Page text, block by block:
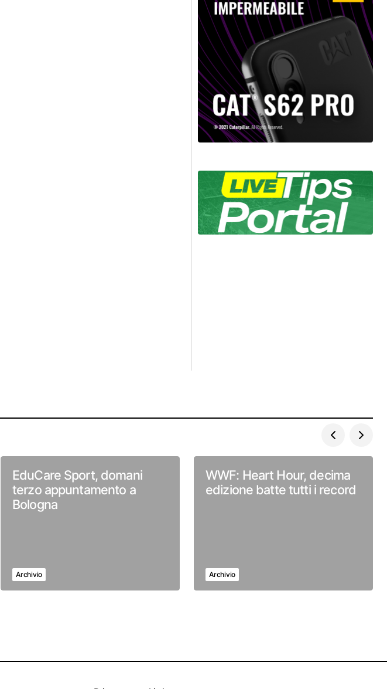
EduCare Sport, domani
terzo appuntamento a
Bologna
Archivio
WWF: Heart Hour, decima
edizione batte tutti i record
Archivio